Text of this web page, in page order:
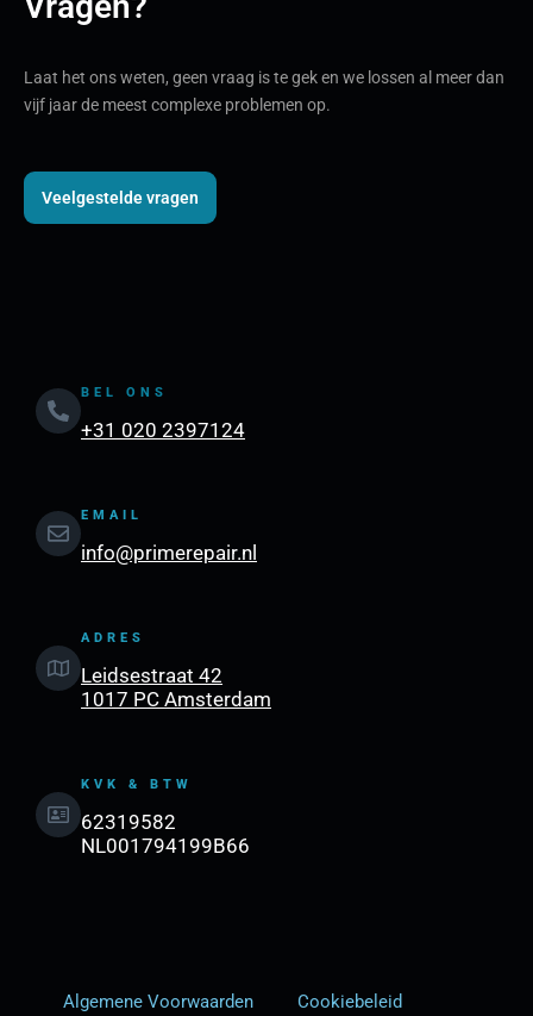
Laat het ons weten, geen vraag is te gek en we lossen al meer dan
vijf jaar de meest complexe problemen op.
Veelgestelde vragen
BEL ONS
+31 020 2397124
EMAIL
info@primerepair.nl
ADRES
Leidsestraat 42
1017 PC Amsterdam
KVK & BTW
62319582
NL001794199B66
Algemene Voorwaarden Cookiebeleid